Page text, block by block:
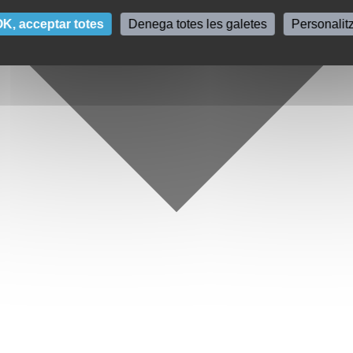
acceptar totes Denega totes les galetes